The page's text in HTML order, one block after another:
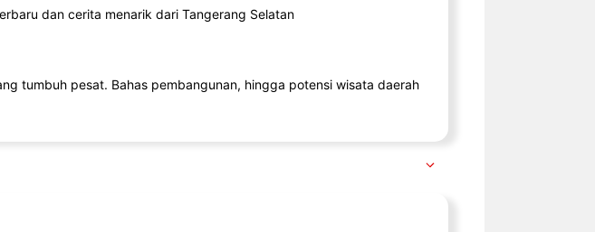
dan cerita menarik dari Tangerang Selatan
tumbuh pesat. Bahas pembangunan, hingga potensi wisata daerah